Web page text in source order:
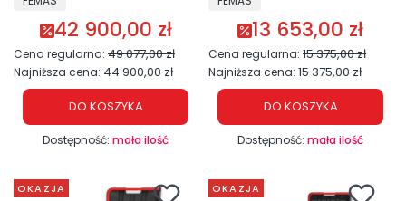
Cena promocyjna
42 900,00 zł
Cena regularna: 49 077,00 zł
Najniższa cena: 44 900,00 zł
DO KOSZYKA
Dostępność: mała ilość
Cena promocyjna
13 653,00 zł
Cena regularna: 15 375,00 zł
Najniższa cena: 15 375,00 zł
DO KOSZYKA
Dostępność: mała ilość
OKAZJA OKAZJA